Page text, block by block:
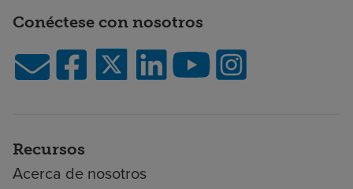
Conéctese con nosotros
Recursos
Acerca de nosotros